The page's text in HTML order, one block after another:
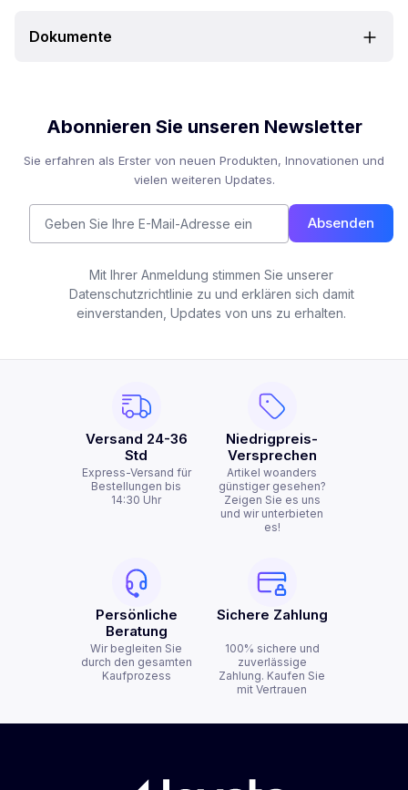
Dokumente
Abonnieren Sie unseren Newsletter
Sie erfahren als Erster von neuen Produkten, Innovationen und
vielen weiteren Updates.
Absenden
Mit Ihrer Anmeldung stimmen Sie unserer
Datenschutzrichtlinie zu und erklären sich damit
einverstanden, Updates von uns zu erhalten.
Versand 24-36
Std
Express-Versand für
Bestellungen bis
14:30 Uhr
Niedrigpreis-
Versprechen
Artikel woanders
günstiger gesehen?
Zeigen Sie es uns
und wir unterbieten
es!
Persönliche
Beratung
Wir begleiten Sie
durch den gesamten
Kaufprozess
Sichere Zahlung
100% sichere und
zuverlässige
Zahlung. Kaufen Sie
mit Vertrauen